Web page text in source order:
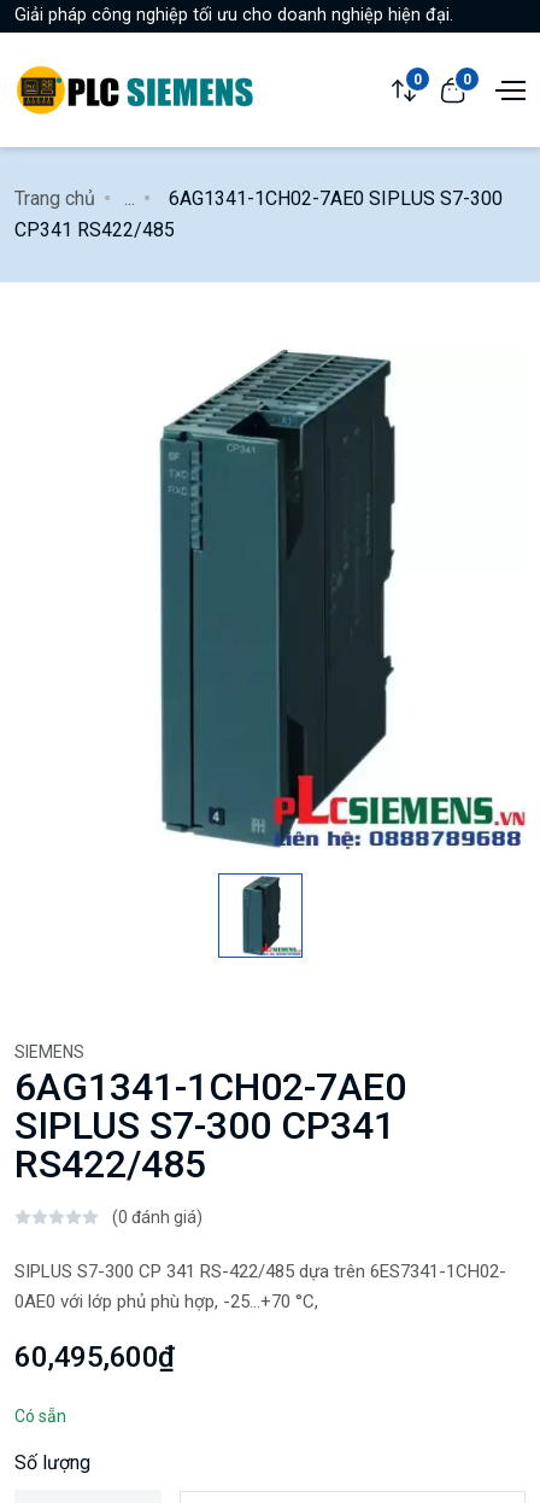
Giải pháp công nghiệp tối ưu cho doanh nghiệp hiện đại.
0 0
Trang chủ
6AG1341-1CH02-7AE0 SIPLUS S7-300
CP341 RS422/485
SIEMENS
6AG1341-1CH02-7AE0
SIPLUS S7-300 CP341
RS422/485
(0 đánh giá)
SIPLUS S7-300 CP 341 RS-422/485 dựa trên 6ES7341-1CH02-
0AE0 với lớp phủ phù hợp, -25…+70 °C,
60,495,600₫
Có sẵn
Số lượng